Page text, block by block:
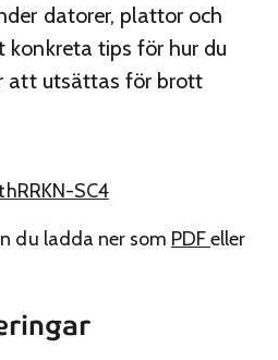
datorer, plattor och
tips för hur du
att utsättas för brott
SC4
du ladda ner som PDFeller